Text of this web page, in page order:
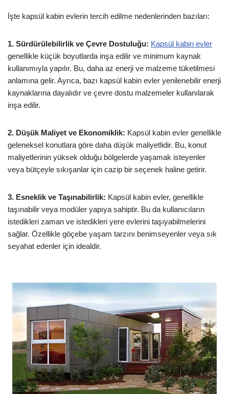
İşte kapsül kabin evlerin tercih edilme nedenlerinden bazıları:
1. Sürdürülebilirlik ve Çevre Dostuluğu: Kapsül kabin evler
genellikle küçük boyutlarda inşa edilir ve minimum kaynak
kullanımıyla yapılır. Bu, daha az enerji ve malzeme tüketilmesi
anlamına gelir. Ayrıca, bazı kapsül kabin evler yenilenebilir enerji
kaynaklarına dayalıdır ve çevre dostu malzemeler kullanılarak
inşa edilir.
2. Düşük Maliyet ve Ekonomiklik: Kapsül kabin evler genellikle
geleneksel konutlara göre daha düşük maliyetlidir. Bu, konut
maliyetlerinin yüksek olduğu bölgelerde yaşamak isteyenler
veya bütçeyle sıkışanlar için cazip bir seçenek haline getirir.
3. Esneklik ve Taşınabilirlik: Kapsül kabin evler, genellikle
taşınabilir veya modüler yapıya sahiptir. Bu da kullanıcıların
istedikleri zaman ve istedikleri yere evlerini taşıyabilmelerini
sağlar. Özellikle göçebe yaşam tarzını benimseyenler veya sık
seyahat edenler için idealdir.